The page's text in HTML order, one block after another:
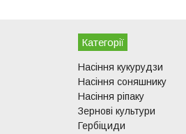
Категорії
Насіння кукурудзи
Насіння соняшнику
Насіння ріпаку
Зернові культури
Гербіциди